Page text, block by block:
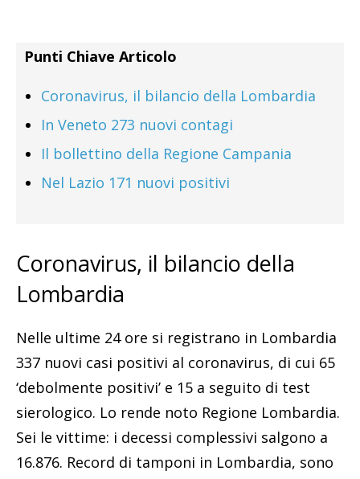
Punti Chiave Articolo
Coronavirus, il bilancio della Lombardia
In Veneto 273 nuovi contagi
Il bollettino della Regione Campania
Nel Lazio 171 nuovi positivi
Coronavirus, il bilancio della
Lombardia
Nelle ultime 24 ore si registrano in Lombardia
337 nuovi casi positivi al coronavirus, di cui 65
‘debolmente positivi’ e 15 a seguito di test
sierologico. Lo rende noto Regione Lombardia.
Sei le vittime: i decessi complessivi salgono a
16.876. Record di tamponi in Lombardia, sono